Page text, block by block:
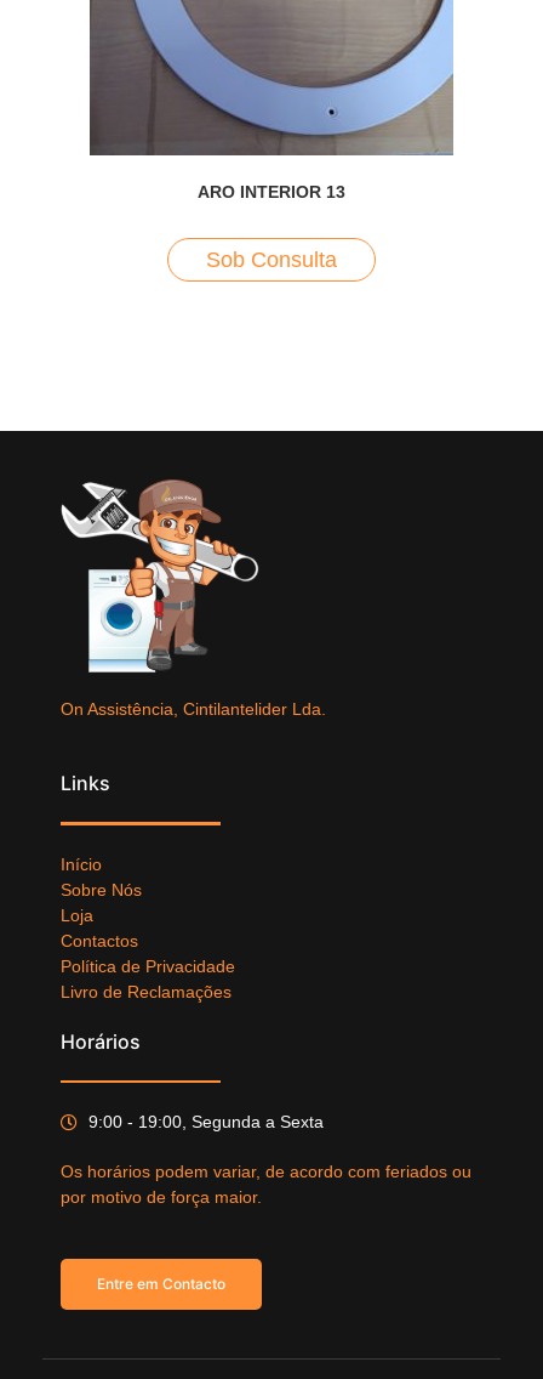
ARO INTERIOR 13
Sob Consulta
On Assistência, Cintilantelider Lda.
Links
Início
Sobre Nós
Loja
Contactos
Política de Privacidade
Livro de Reclamações
Horários
9:00 - 19:00, Segunda a Sexta
Os horários podem variar, de acordo com feriados ou
por motivo de força maior.
Entre em Contacto